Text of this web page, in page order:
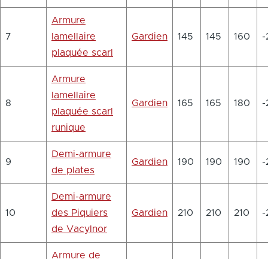
7
Armure
lamellaire
plaquée scarl
Gardien 145 145 160 -
8
Armure
lamellaire
plaquée scarl
runique
Gardien 165 165 180 -
9
Demi-armure
de plates
Gardien 190 190 190 -
10
Demi-armure
des Piquiers
de Vacylnor
Gardien 210 210 210 -
Armure de